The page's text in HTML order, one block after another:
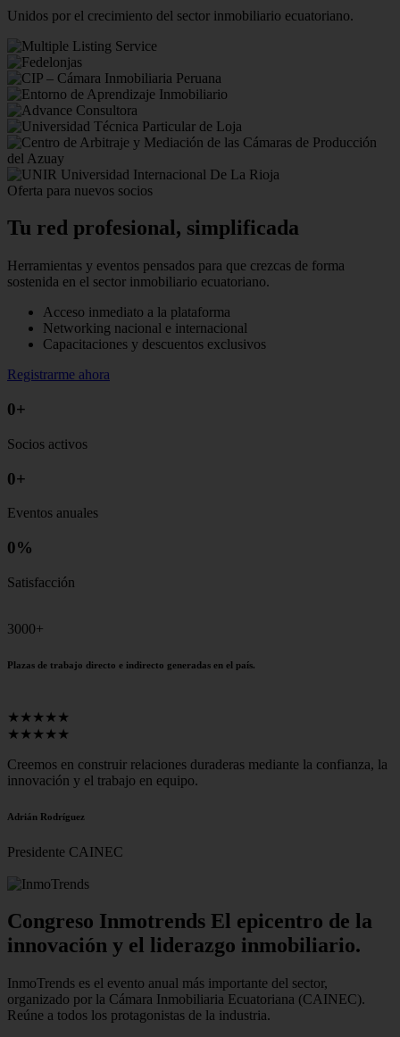
Unidos por el crecimiento del sector inmobiliario ecuatoriano.
Oferta para nuevos socios
Tu red profesional, simplificada
Herramientas y eventos pensados para que crezcas de forma
sostenida en el sector inmobiliario ecuatoriano.
Acceso inmediato a la plataforma
Networking nacional e internacional
Capacitaciones y descuentos exclusivos
Registrarme ahora
0+
Socios activos
0+
Eventos anuales
0%
Satisfacción
3000+
Plazas de trabajo directo e indirecto generadas en el país.
★★★★★
★★★★★
Creemos en construir relaciones duraderas mediante la confianza, la
innovación y el trabajo en equipo.
Adrián Rodríguez
Presidente CAINEC
Congreso Inmotrends El epicentro de la
innovación y el liderazgo inmobiliario.
InmoTrends es el evento anual más importante del sector,
organizado por la Cámara Inmobiliaria Ecuatoriana (CAINEC).
Reúne a todos los protagonistas de la industria.